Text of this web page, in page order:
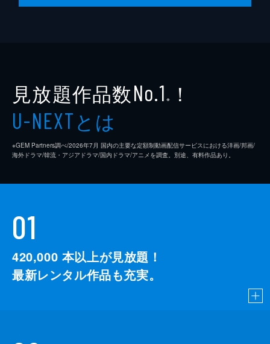
見放題作品数No.1 ※ ！
U-NEXTとは
※GEM Partners調べ/2026年7⽉ 国内の主要な定額制動画配信サービスにおける洋画/邦画/
海外ドラマ/韓流・アジアドラマ/国内ドラマ/アニメを調査。別途、有料作品あり。
01
420,000 本以上が見放題！
最新レンタル作品も充実。